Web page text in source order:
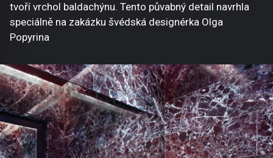
tvoří vrchol baldachýnu. Tento půvabný detail navrhla
speciálně na zakázku švédská designérka Olga
Popyrina